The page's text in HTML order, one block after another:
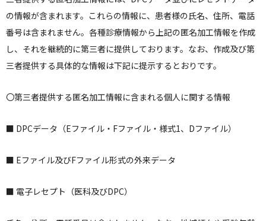
の情報が含まれます。これらの情報に、患者様の氏名、住所、電話
番号は含まれません。各種診療情報から上記の匿名加工情報を作成
し、それを継続的に第三者に提供しております。なお、作成及び第
三者提供する具体的な情報は下記に提示するとおりです。
〇第三者提供する匿名加工情報に含まれる個人に関する情報
■ DPCデータ（Eファイル・Fファイル・様式1、Dファイル）
■ Eファイル及びFファイル形式の外来データ
■ 電子レセプト（医科及びDPC）